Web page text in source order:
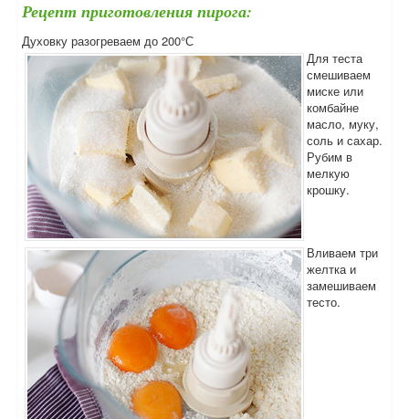
Рецепт приготовления пирога:
Духовку разогреваем до 200°С
Для теста
смешиваем
миске или
комбайне
масло, муку,
соль и сахар.
Рубим в
мелкую
крошку.
Вливаем три
желтка и
замешиваем
тесто.